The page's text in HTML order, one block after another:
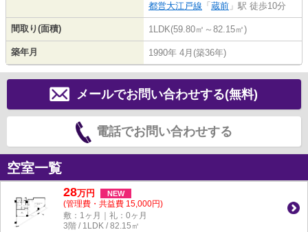
都営大江戸線 「 蔵前 」駅 徒歩10分
間取り(面積) 1LDK(59.80㎡～82.15㎡)
築年月 1990年 4月(築36年)
メールでお問い合わせする(無料)
電話でお問い合わせする
空室一覧
28万円 NEW
(管理費・共益費 15,000円)
敷：1ヶ月｜礼：0ヶ月
3階 / 1LDK / 82.15㎡